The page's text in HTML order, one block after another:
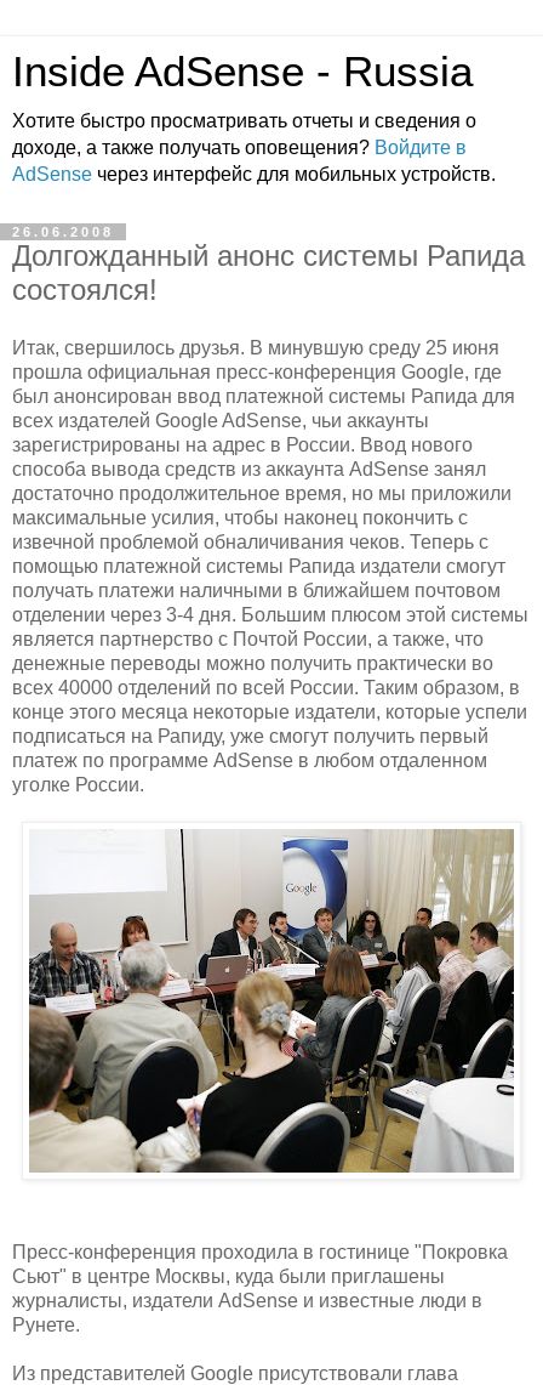
Inside AdSense - Russia
Хотите быстро просматривать отчеты и сведения о
доходе, а также получать оповещения? Войдите в
AdSense через интерфейс для мобильных устройств.
26.06.2008
Долгожданный анонс системы Рапида
состоялся!
Итак, свершилось друзья. В минувшую среду 25 июня
прошла официальная пресс-конференция Google, где
был анонсирован ввод платежной системы Рапида для
всех издателей Google AdSense, чьи аккаунты
зарегистрированы на адрес в России. Ввод нового
способа вывода средств из аккаунта AdSense занял
достаточно продолжительное время, но мы приложили
максимальные усилия, чтобы наконец покончить с
извечной проблемой обналичивания чеков. Теперь с
помощью платежной системы Рапида издатели смогут
получать платежи наличными в ближайшем почтовом
отделении через 3-4 дня. Большим плюсом этой системы
является партнерство с Почтой России, а также, что
денежные переводы можно получить практически во
всех 40000 отделений по всей России. Таким образом, в
конце этого месяца некоторые издатели, которые успели
подписаться на Рапиду, уже смогут получить первый
платеж по программе AdSense в любом отдаленном
уголке России.
Пресс-конференция проходила в гостинице "Покровка
Сьют" в центре Москвы, куда были приглашены
журналисты, издатели AdSense и известные люди в
Рунете.
Из представителей Google присутствовали глава